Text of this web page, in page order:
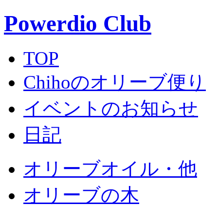
Powerdio Club
TOP
Chihoのオリーブ便り
イベントのお知らせ
日記
オリーブオイル・他
オリーブの木